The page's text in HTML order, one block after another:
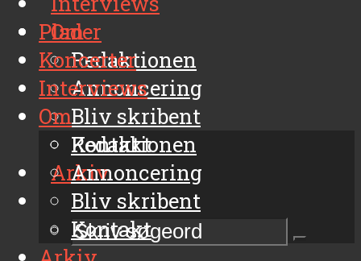
Om
Redaktionen
Annoncering
Bliv skribent
Kontakt
Arkiv
Plader
Koncerter
Interviews
Om
Redaktionen
Annoncering
Bliv skribent
Kontakt